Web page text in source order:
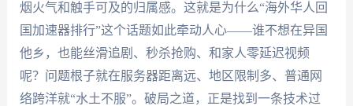
烟火气和触手可及的归属感。这就是为什么“海外华人回
国加速器排行”这个话题如此牵动人心——谁不想在异国
他乡，也能丝滑追剧、秒杀抢购、和家人零延迟视频
呢？问题根子就在服务器距离远、地区限制多、普通网
络跨洋就“水土不服”。破局之道，正是找到一条技术过